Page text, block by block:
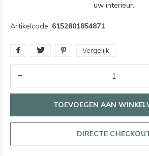
uw interieur.
Artikelcode: 6152801854871
Vergelijk
TOEVOEGEN AAN
DIRECTE